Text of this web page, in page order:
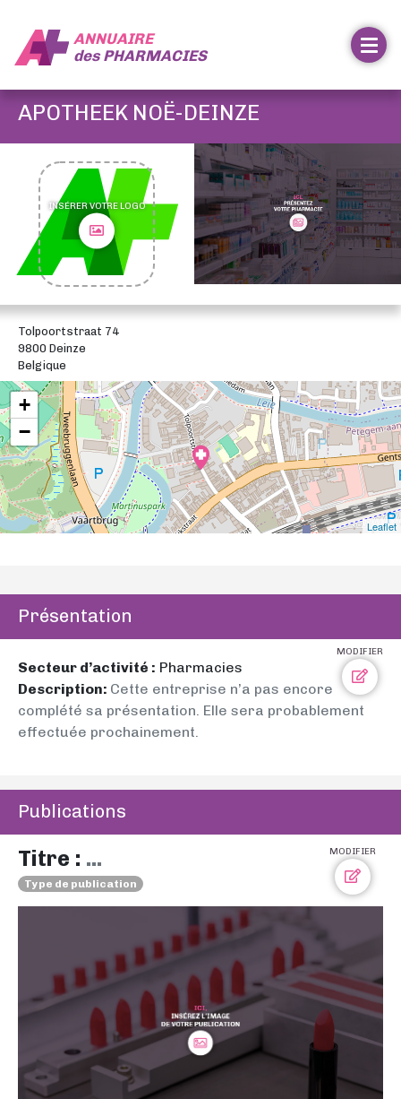
ANNUAIRE
desPHARMACIES
APOTHEEK NOË-DEINZE
INSÉRER VOTRE LOGO
Tolpoortstraat 74
9800 Deinze
Belgique
+
−
Leaflet
Présentation
MODIFIER
Secteur d’activité : Pharmacies
Description: Cette entreprise n’a pas encore
complété sa présentation. Elle sera probablement
effectuée prochainement.
Publications
MODIFIER
Titre : ...
Type de publication